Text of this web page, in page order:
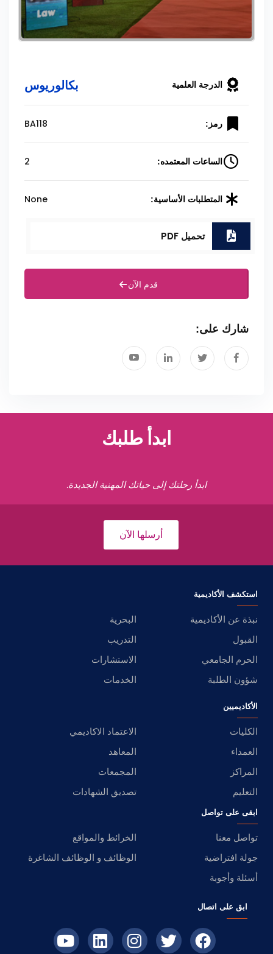
الدرجة العلمية بكالوريوس
رمز: BA118
الساعات المعتمده: 2
المتطلبات الأساسية: None
تحميل PDF
قدم الآن
شارك على:
ابدأ طلبك
ابدأ رحلتك إلى حياتك المهنية الجديدة.
أرسلها الآن
استكشف الأكاديمية
نبذة عن الأكاديمية
البحرية
القبول
التدريب
الحرم الجامعي
الاستشارات
شؤون الطلبة
الخدمات
الأكاديميين
الكليات
الاعتماد الاكاديمي
العمداء
المعاهد
المراكز
المجمعات
التعليم
تصديق الشهادات
ابقى على تواصل
تواصل معنا
الخرائط والمواقع
جولة افتراضية
الوظائف و الوظائف الشاغرة
أسئلة وأجوبة
ابق على اتصال